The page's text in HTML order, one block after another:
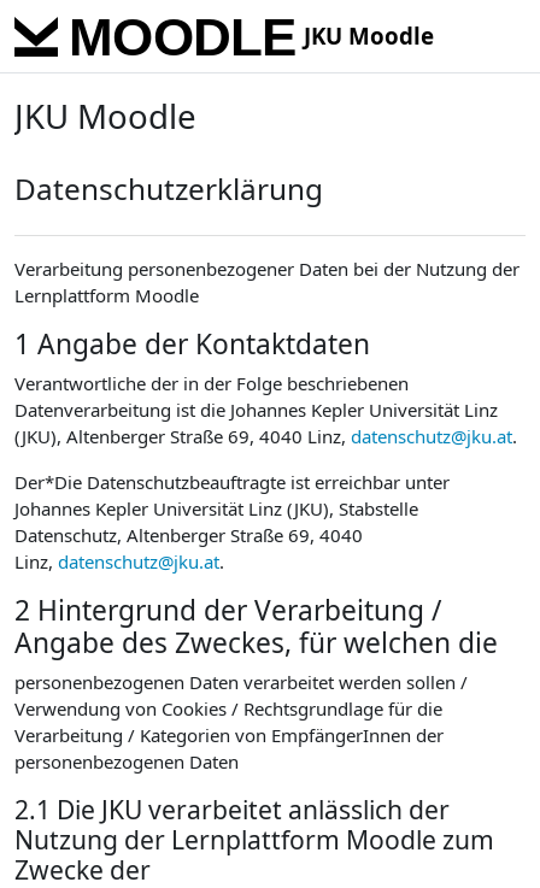
Skip to main content
JKU Moodle
JKU Moodle
Datenschutzerklärung
Verarbeitung personenbezogener Daten bei der Nutzung der
Lernplattform Moodle
1 Angabe der Kontaktdaten
Verantwortliche der in der Folge beschriebenen
Datenverarbeitung ist die Johannes Kepler Universität Linz
(JKU), Altenberger Straße 69, 4040 Linz, datenschutz@jku.at.
Der*Die Datenschutzbeauftragte ist erreichbar unter
Johannes Kepler Universität Linz (JKU), Stabstelle
Datenschutz, Altenberger Straße 69, 4040
Linz, datenschutz@jku.at.
2 Hintergrund der Verarbeitung /
Angabe des Zweckes, für welchen die
personenbezogenen Daten verarbeitet werden sollen /
Verwendung von Cookies / Rechtsgrundlage für die
Verarbeitung / Kategorien von EmpfängerInnen der
personenbezogenen Daten
2.1 Die JKU verarbeitet anlässlich der
Nutzung der Lernplattform Moodle zum
Zwecke der